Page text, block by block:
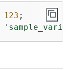
123